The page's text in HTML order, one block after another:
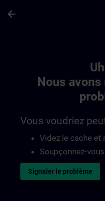
arrow_back
Nous
Vous voudriez
Videz le cache et
Soupçonnez-
Signaler le problème